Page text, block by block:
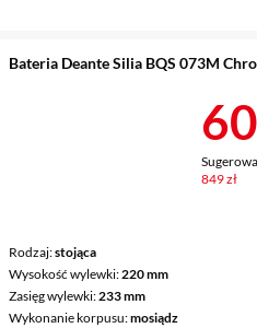
Bateria Deante Silia BQS 073M
Rodzaj stojąca
Wysokość wylewki 220 mm
Zasięg wylewki 233 mm
Wykonanie korpusu mosiądz
849 zł